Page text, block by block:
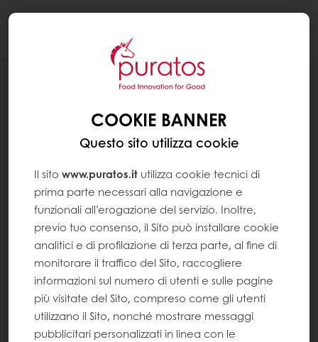
MONOPORZIONE FRESCA AL
CARAMELLO
COOKIE BANNER
Questo sito utilizza cookie
Il sito www.puratos.it utilizza cookie tecnici di
prima parte necessari alla navigazione e
funzionali all’erogazione del servizio. Inoltre,
previo tuo consenso, il Sito può installare cookie
analitici e di profilazione di terza parte, al fine di
monitorare il traffico del Sito, raccogliere
informazioni sul numero di utenti e sulle pagine
più visitate del Sito, compreso come gli utenti
utilizzano il Sito, nonché mostrare messaggi
pubblicitari personalizzati in linea con le